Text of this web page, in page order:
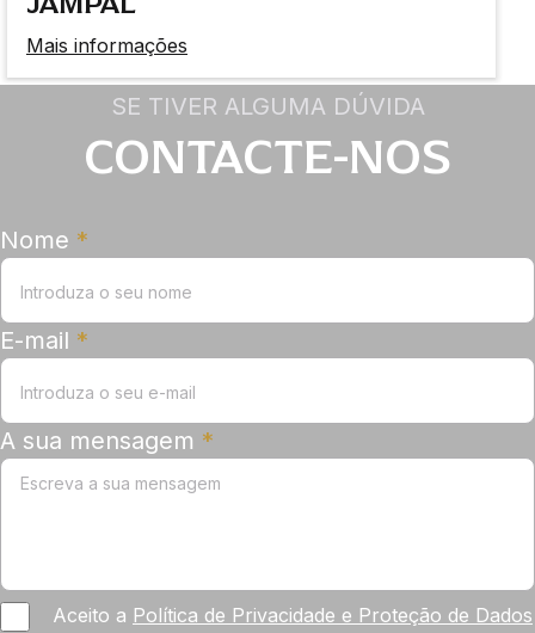
Mais informações
SE TIVER ALGUMA DÚVIDA
CONTACTE-NOS
Nome *
E-mail *
A sua mensagem *
Aceito a Política de Privacidade e Proteção de Dados